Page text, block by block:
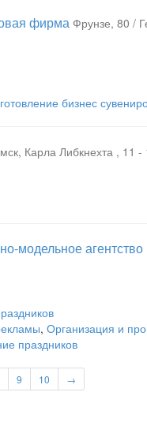
фирма Фрунзе, 80 /
бизнес
Карла Либкнехта , 11 -
модельное агентство
, Организация и
праздников
9 10 →